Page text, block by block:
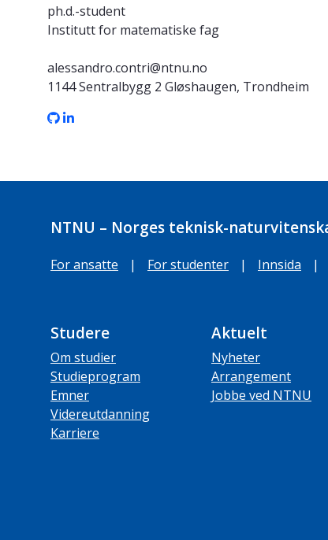
ph.d.-student
Institutt for matematiske fag
alessandro.contri@ntnu.no
1144 Sentralbygg 2 Gløshaugen, Trondheim
NTNU – Norges teknisk-
For ansatte | For studenter | Innsida |
Studere
Om studier
Studieprogram
Emner
Videreutdanning
Karriere
Aktuelt
Nyheter
Arrangement
Jobbe ved NTNU